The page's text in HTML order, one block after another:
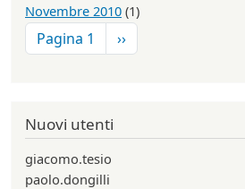
Novembre 2010 (1)
Paginazione
Pagina 1 Pagina successiva
››
Nuovi utenti
giacomo.tesio
paolo.dongilli